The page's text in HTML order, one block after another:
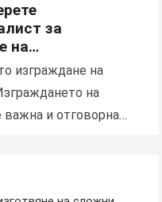
за
на
и подмяна
в баня
изграждане на
на
важна и отговорна